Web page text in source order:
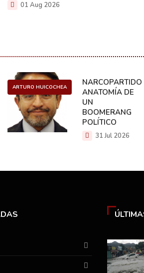
01 Aug 2026
ARTURO HUICOCHEA
NARCOPARTIDO:
ANATOMÍA DE
UN
BOOMERANG
POLÍTICO
31 Jul 2026